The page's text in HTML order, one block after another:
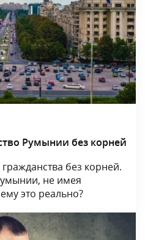
Румынии без корней
без корней.
не имея
это реально?